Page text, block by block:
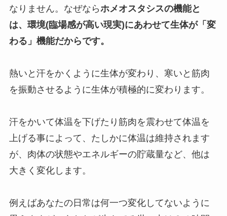
なりません。なぜならホメオスタシスの機能と
は、環境(臨場感が高い現実)にあわせて生体が「変
わる」機能だからです。
熱いと汗をかくように生体が変わり、寒いと筋肉
を振動させるように生体が積極的に変わります。
汗をかいて体温を下げたり筋肉を震わせて体温を
上げる事によって、たしかに体温は維持されます
が、肉体の状態やエネルギーの貯蔵量など、他は
大きく変化します。
例えばあなたの日常は何一つ変化してないように